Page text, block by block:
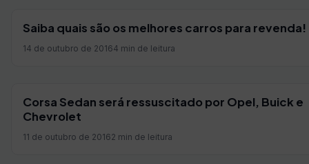
Saiba quais são os melhores carros para revenda!
14 de outubro de 20164 min de leitura
Corsa Sedan será ressuscitado por Opel, Buick e
Chevrolet
11 de outubro de 20162 min de leitura